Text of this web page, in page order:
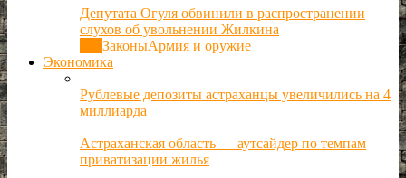
Депутата Огуля обвинили в распространении
слухов об увольнении Жилкина
ЗаконыАрмия и оружие
Экономика
Рублевые депозиты астраханцы увеличились на 4
миллиарда
Астраханская область — аутсайдер по темпам
приватизации жилья